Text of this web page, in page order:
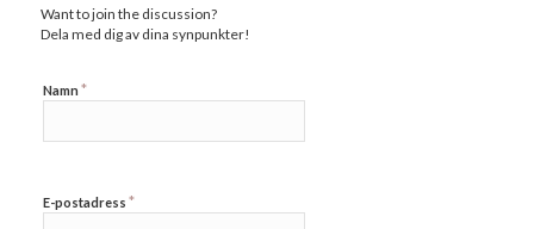
Want to join the discussion?
Dela med dig av dina synpunkter!
Namn *
E-postadress *